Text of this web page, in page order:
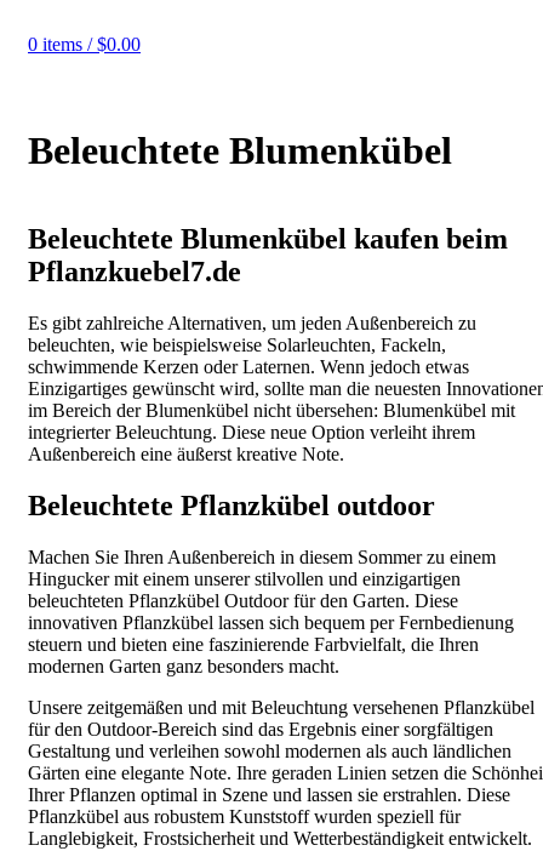
0 items / $0.00
Beleuchtete Blumenkübel
Beleuchtete Blumenkübel kaufen beim
Pflanzkuebel7.de
Es gibt zahlreiche Alternativen, um jeden Außenbereich zu
beleuchten, wie beispielsweise Solarleuchten, Fackeln,
schwimmende Kerzen oder Laternen. Wenn jedoch etwas
Einzigartiges gewünscht wird, sollte man die neuesten
im Bereich der Blumenkübel nicht übersehen: Blumenkübel mit
integrierter Beleuchtung. Diese neue Option verleiht ihrem
Außenbereich eine äußerst kreative Note.
Beleuchtete Pflanzkübel outdoor
Machen Sie Ihren Außenbereich in diesem Sommer zu einem
Hingucker mit einem unserer stilvollen und einzigartigen
beleuchteten Pflanzkübel Outdoor für den Garten. Diese
innovativen Pflanzkübel lassen sich bequem per Fernbedienung
steuern und bieten eine faszinierende Farbvielfalt, die Ihren
modernen Garten ganz besonders macht.
Unsere zeitgemäßen und mit Beleuchtung versehenen Pflanzkübel
für den Outdoor-Bereich sind das Ergebnis einer sorgfältigen
Gestaltung und verleihen sowohl modernen als auch ländlichen
Gärten eine elegante Note. Ihre geraden Linien setzen die
Ihrer Pflanzen optimal in Szene und lassen sie erstrahlen. Diese
Pflanzkübel aus robustem Kunststoff wurden speziell für
Langlebigkeit, Frostsicherheit und Wetterbeständigkeit entwickelt.